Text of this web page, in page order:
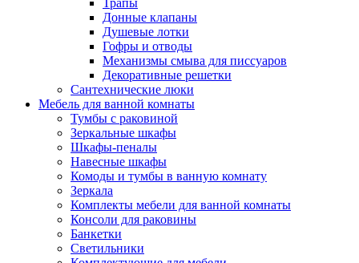
Трапы
Донные клапаны
Душевые лотки
Гофры и отводы
Механизмы смыва для писсуаров
Декоративные решетки
Сантехнические люки
Мебель для ванной комнаты
Тумбы с раковиной
Зеркальные шкафы
Шкафы-пеналы
Навесные шкафы
Комоды и тумбы в ванную комнату
Зеркала
Комплекты мебели для ванной комнаты
Консоли для раковины
Банкетки
Светильники